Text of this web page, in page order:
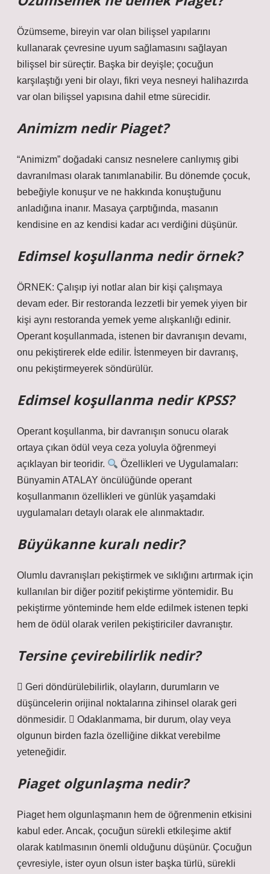
Özümseme, bireyin var olan bilişsel yapılarını
kullanarak çevresine uyum sağlamasını sağlayan
bilişsel bir süreçtir. Başka bir deyişle; çocuğun
karşılaştığı yeni bir olayı, fikri veya nesneyi halihazırda
var olan bilişsel yapısına dahil etme sürecidir.
Animizm nedir Piaget?
“Animizm” doğadaki cansız nesnelere canlıymış gibi
davranılması olarak tanımlanabilir. Bu dönemde çocuk,
bebeğiyle konuşur ve ne hakkında konuştuğunu
anladığına inanır. Masaya çarptığında, masanın
kendisine en az kendisi kadar acı verdiğini düşünür.
Edimsel koşullanma nedir örnek?
ÖRNEK: Çalışıp iyi notlar alan bir kişi çalışmaya
devam eder. Bir restoranda lezzetli bir yemek yiyen bir
kişi aynı restoranda yemek yeme alışkanlığı edinir.
Operant koşullanmada, istenen bir davranışın devamı,
onu pekiştirerek elde edilir. İstenmeyen bir davranış,
onu pekiştirmeyerek söndürülür.
Edimsel koşullanma nedir KPSS?
Operant koşullanma, bir davranışın sonucu olarak
ortaya çıkan ödül veya ceza yoluyla öğrenmeyi
açıklayan bir teoridir.
Özellikleri ve Uygulamaları:
Bünyamin ATALAY öncülüğünde operant
koşullanmanın özellikleri ve günlük yaşamdaki
uygulamaları detaylı olarak ele alınmaktadır.
Büyükanne kuralı nedir?
Olumlu davranışları pekiştirmek ve sıklığını artırmak için
kullanılan bir diğer pozitif pekiştirme yöntemidir. Bu
pekiştirme yönteminde hem elde edilmek istenen tepki
hem de ödül olarak verilen pekiştiriciler davranıştır.
Tersine çevirebilirlik nedir?
 Geri döndürülebilirlik, olayların, durumların ve
düşüncelerin orijinal noktalarına zihinsel olarak geri
dönmesidir.  Odaklanmama, bir durum, olay veya
olgunun birden fazla özelliğine dikkat verebilme
yeteneğidir.
Piaget olgunlaşma nedir?
Piaget hem olgunlaşmanın hem de öğrenmenin etkisini
kabul eder. Ancak, çocuğun sürekli etkileşime aktif
olarak katılmasının önemli olduğunu düşünür. Çocuğun
çevresiyle, ister oyun olsun ister başka türlü, sürekli